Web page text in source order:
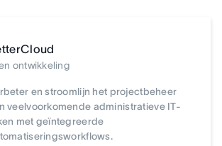
ontwikkeling
en stroomlijn het projectbeheer
veelvoorkomende administratieve IT-
met geïntegreerde